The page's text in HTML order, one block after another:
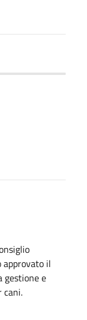
approvato il
gestione e
cani.